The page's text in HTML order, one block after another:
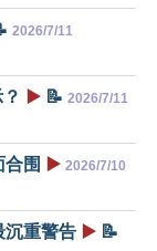
2026/7/11
▶️ 📝 2026/7/11
围 ▶️ 2026/7/10
沉重警告 ▶️ 📝